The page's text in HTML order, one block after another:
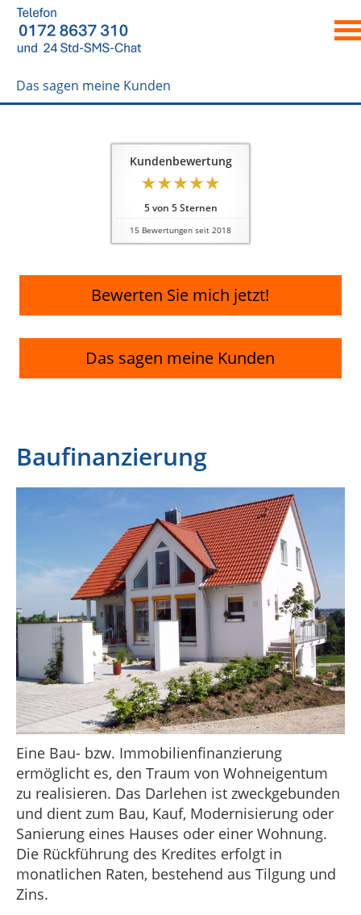
Das sagen meine Kunden
Kundenbewertung
5von 5Sternen
15 Bewertungen seit 2018
Bewerten Sie mich jetzt!
Das sagen meine Kunden
Baufinanzierung
Eine Bau- bzw. Immobilienfinanzierung
ermöglicht es, den Traum von Wohneigentum
zu realisieren. Das Darlehen ist zweckgebunden
und dient zum Bau, Kauf, Modernisierung oder
Sanierung eines Hauses oder einer Wohnung.
Die Rückführung des Kredites erfolgt in
monatlichen Raten, bestehend aus Tilgung und
Zins.